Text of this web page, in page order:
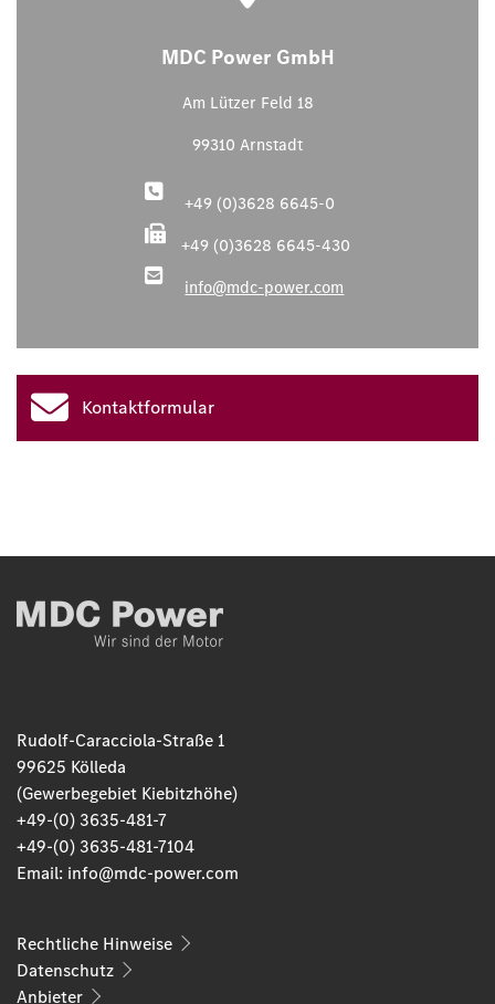
MDC Power GmbH
Am Lützer Feld 18
99310 Arnstadt
+49 (0)3628 6645-0
+49 (0)3628 6645-430
info@mdc-power.com
Kontaktformular
Rudolf-Caracciola-Straße 1
99625 Kölleda
(Gewerbegebiet Kiebitzhöhe)
+49-(0) 3635-481-7
+49-(0) 3635-481-7104
Email: info@mdc-power.com
Rechtliche Hinweise
Datenschutz
Anbieter